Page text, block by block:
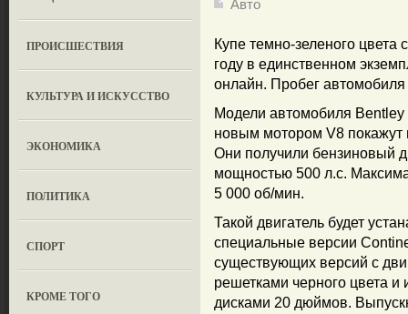
ПРОИСШЕСТВИЯ
КУЛЬТУРА И ИСКУССТВО
ЭКОНОМИКА
ПОЛИТИКА
СПОРТ
КРОМЕ ТОГО
Авто
Купе темно-зеленого
году в единственном
онлайн. Пробег
Модели автомобиля
новым мотором V8
Они получили бензиновый
мощностью 500 л.с.
5 000 об/мин.
Такой двигатель будет
специальные версии
существующих версий с
решетками черного цвета
дисками 20 дюймов.